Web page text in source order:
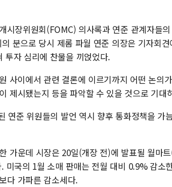
시장위원회(FOMC) 의사록과 연준 관계자들
분으로 당시 제롬 파월 연준 의장은 기자회
투자 심리에 찬물을 끼얹었다.
사이에서 관련 결론에 이르기까지 어떤 논의
제시됐는지 등을 파악할 수 있을 것으로 기대
연준 위원들의 발언 역시 향후 통화정책을 가
가운데 시장은 20일(개장 전)에 발표될 월마
미국의 1월 소매 판매는 전월 대비 0.9% 감소
다 가파른 감소세다.